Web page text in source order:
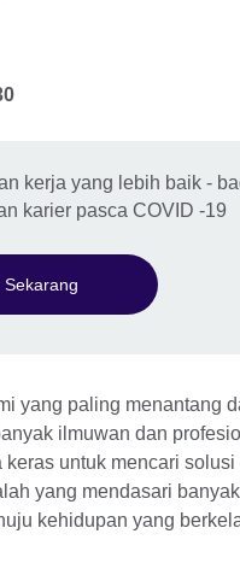
kerja yang lebih baik -
karier pasca COVID -19
Sekarang
yang paling menantang
ilmuwan dan
untuk mencari
yang mendasari
kehidupan yang